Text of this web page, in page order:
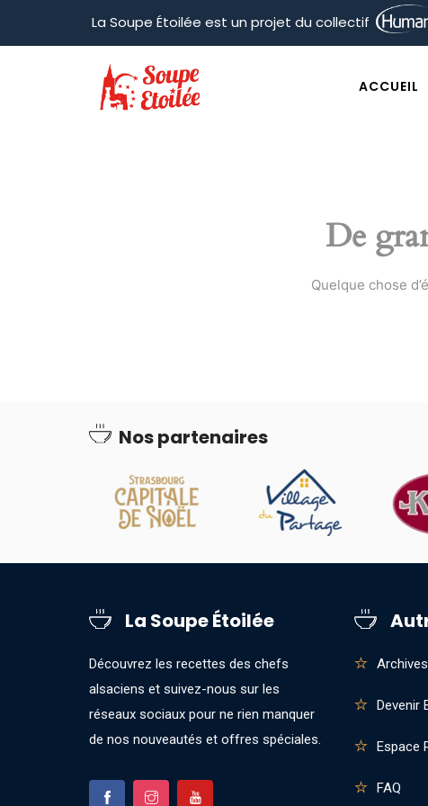
La Soupe Étoilée est un projet du collectif
ACCUEIL
De
Quelque chose
Nos partenaires
La Soupe Étoilée
Découvrez les recettes des chefs
alsaciens et suivez-nous sur les
réseaux sociaux pour ne rien manquer
de nos nouveautés et offres spéciales.
Archives
Devenir
Espace
FAQ